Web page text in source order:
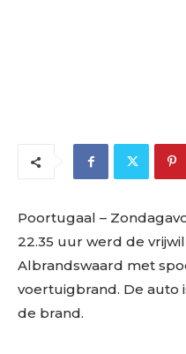
Poortugaal –
22.35 uur werd de
Albrandswaard met
voertuigbrand. De auto
de brand.